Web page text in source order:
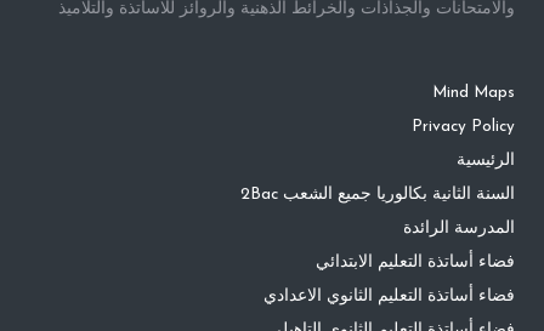
والامتحانات والجذاذات والخرائط الذهنية والروائز للاساتذة والتلاميذ
Mind Maps
Privacy Policy
الرئيسية
السنة الثانية بكالوريا جميع الشعب 2Bac
المدرسة الرائدة
فضاء أساتذة التعليم الابتدائي
فضاء أساتذة التعليم الثانوي الاعدادي